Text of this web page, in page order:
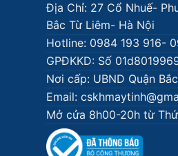
Địa Chỉ: 27 Cổ Nhuế-
Bắc Từ Liêm- Hà Nội
Hotline: 0984 193 916-
GPĐKKD: Số
Nơi cấp: UBND Quận
Email:
Mở cửa 8h00-20h từ